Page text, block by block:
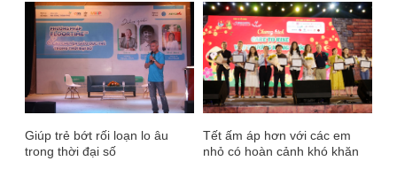
ENGLISH WITH OLA
SUMMER XUẤT SẮC TIẾNG
ANH, ĐÓN HÈ KHÁC BIỆT”
Giúp trẻ bớt rối loạn lo âu
trong thời đại số
Tết ấm áp hơn với các em
nhỏ có hoàn cảnh khó khăn